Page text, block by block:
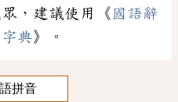
，建議使用《 國語辭
典》。
拼音